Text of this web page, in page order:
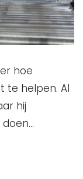
hoe
te helpen. Al
hij